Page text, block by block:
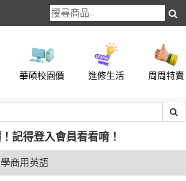
華碩校園價 進修生活 周周特賣
記得登入會員看看唷！
商用英語